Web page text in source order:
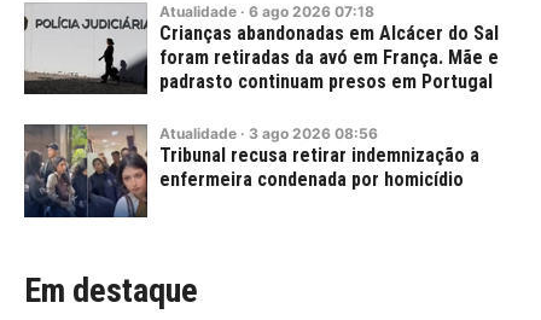
Atualidade · 6 ago 2026 07:18
Crianças abandonadas em Alcácer do Sal
foram retiradas da avó em França. Mãe e
padrasto continuam presos em Portugal
Atualidade · 3 ago 2026 08:56
Tribunal recusa retirar indemnização a
enfermeira condenada por homicídio
Em destaque